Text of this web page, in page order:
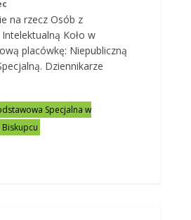
na rzecz Osób z
Koło w
placówkę: Niepubliczną
Dziennikarze
Specjalna w
Biskupcu